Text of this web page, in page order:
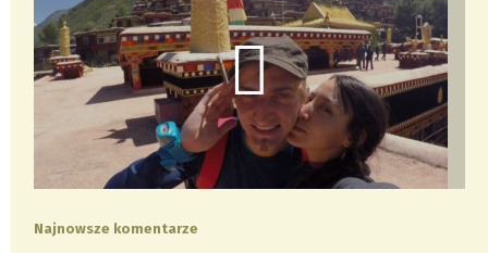
Najnowsze komentarze